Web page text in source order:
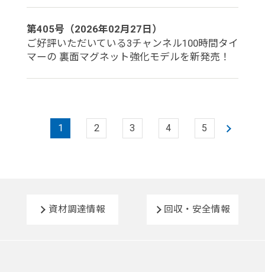
第405号（2026年02月27日）
ご好評いただいている3チャンネル100時間タイ
マーの 裏面マグネット強化モデルを新発売！
1 2 3 4 5
資材調達情報 回収・安全情報